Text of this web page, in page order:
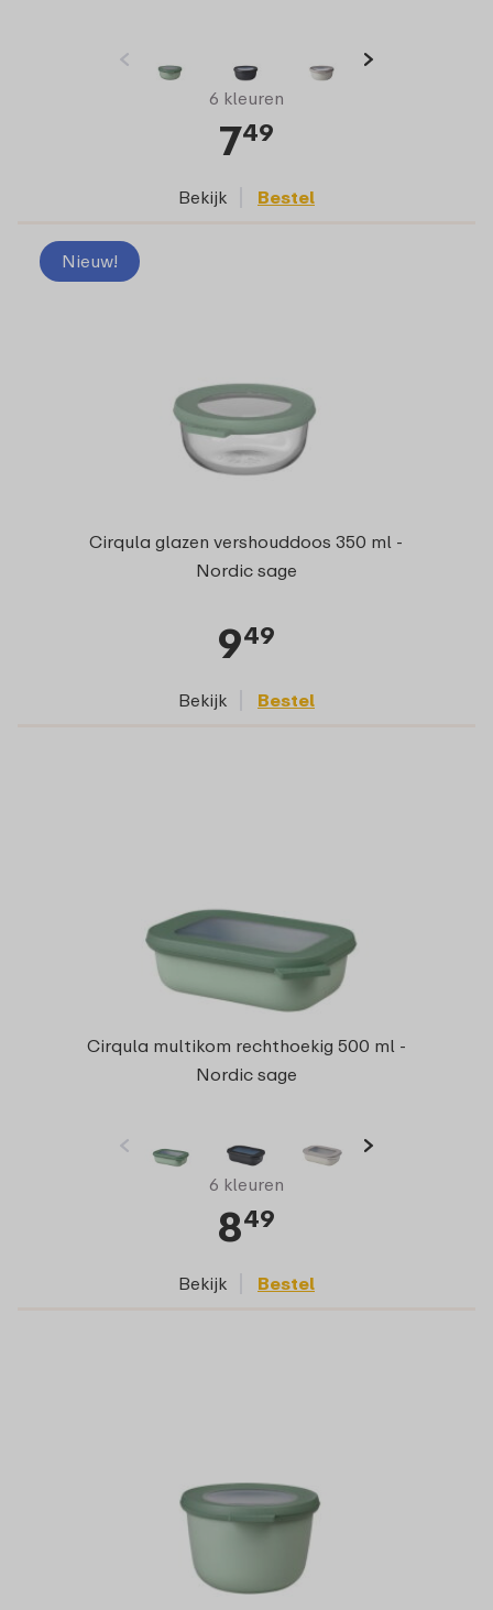
6 kleuren
749
Bekijk Bestel
Nieuw!
Cirqula glazen vershouddoos 350 ml -
Nordic sage
949
Bekijk Bestel
Cirqula multikom rechthoekig 500 ml -
Nordic sage
6 kleuren
849
Bekijk Bestel